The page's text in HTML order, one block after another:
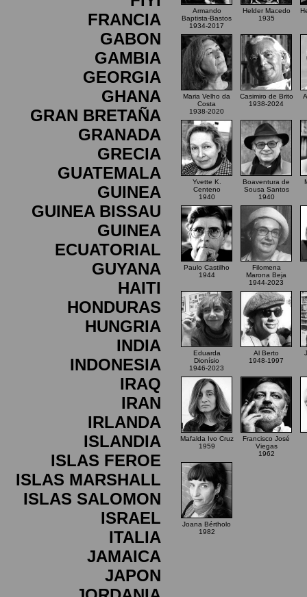
FRANCIA
GABON
GAMBIA
GEORGIA
GHANA
GRAN BRETAÑA
GRANADA
GRECIA
GUATEMALA
GUINEA
GUINEA BISSAU
GUINEA
ECUATORIAL
GUYANA
HAITI
HONDURAS
HUNGRIA
INDIA
INDONESIA
IRAQ
IRAN
IRLANDA
ISLANDIA
ISLAS FEROE
ISLAS MARSHALL
ISLAS SALOMON
ISRAEL
ITALIA
JAMAICA
JAPON
Armando
Baptista-Bastos
1934-2017
Helder Macedo
1935
Maria Velho da
Costa
1938-2020
Casimiro de Brito
1938-2024
Yvette K.
Centeno
1940
Boaventura de
Sousa Santos
1940
Paulo Castilho
1944
Filomena
Marona Beja
1944-2023
Eduarda
Dionísio
1946-2023
Al Berto
1948-1997
Mafalda Ivo Cruz
1959
Francisco José
Viegas
1962
Joana Bértholo
1982